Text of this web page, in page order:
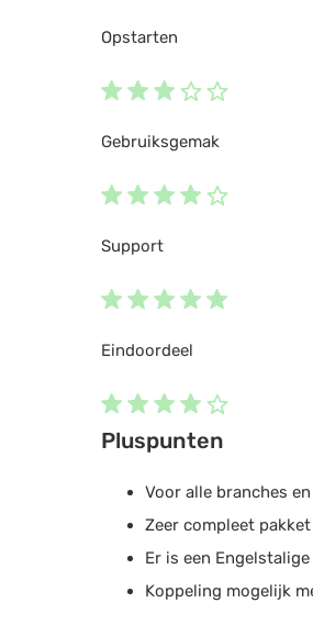
Opstarten
Gebruiksgemak
Support
Eindoordeel
Pluspunten
Voor alle branches
Zeer compleet
Er is een
Koppeling mogelijk